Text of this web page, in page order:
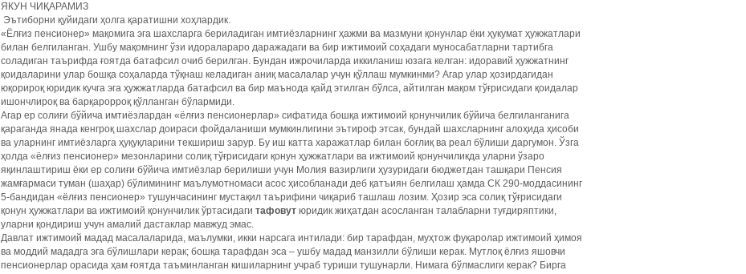
ЯКУН ЧИҚАРАМИЗ
Эътиборни қуйидаги ҳолга қаратишни хоҳлардик.
«Ёлғиз пенсионер» мақомига эга шахсларга бериладиган имтиёзларнинг ҳажми ва мазмуни қонунлар ёки ҳукумат ҳужжатлари
билан белгиланган. Ушбу мақомнинг ўзи идоралараро даражадаги ва бир ижтимоий соҳадаги муносабатларни тартибга
соладиган таърифда ғоятда батафсил очиб берилган. Бундан ижрочиларда иккиланиш юзага келган: идоравий ҳужжатнинг
қоидаларини улар бошқа соҳаларда тўқнаш келадиган аниқ масалалар учун қўллаш мумкинми? Агар улар ҳозирдагидан
юқорироқ юридик кучга эга ҳужжатларда батафсил ва бир маънода қайд этилган бўлса, айтилган мақом тўғрисидаги қоидалар
ишончлироқ ва барқарорроқ қўлланган бўлармиди.
Агар ер солиғи бўйича имтиёзлардан «ёлғиз пенсионерлар» сифатида бошқа ижтимоий қонунчилик бўйича белгиланганига
қараганда янада кенгроқ шахс­лар доираси фойдаланиши мумкинлигини эътироф этсак, бундай шахсларнинг алоҳида ҳисоби
ва уларнинг имтиёз­ларга ҳуқуқларини текшириш зарур. Бу иш катта харажатлар билан боғлиқ ва реал бўлиши даргумон. Ўзга
ҳолда «ёлғиз пенсионер» мезонларини солиқ тўғрисидаги қонун ҳужжатлари ва ижтимоий қонунчиликда уларни ўзаро
яқинлаштириш ёки ер солиғи бўйича имтиёзлар берилиши учун Молия вазирлиги ҳузуридаги бюджетдан ташқари Пенсия
жамғармаси туман (шаҳар) бўлимининг маълумотномаси асос ҳисобланади деб қатъиян белгилаш ҳамда СК 290-моддасининг
5-бандидан «ёлғиз пенсионер» тушунчасининг мустақил таърифини чиқариб ташлаш лозим. Ҳозир эса солиқ тўғрисидаги
қонун ҳужжатлари ва ижтимоий қонунчилик ўртасидаги тафовут юридик жиҳатдан асосланган талабларни туғдиряптики,
уларни қондириш учун амалий дастаклар мавжуд эмас.
Давлат ижтимоий мадад масалаларида, маълумки, икки нарсага интилади: бир тарафдан, муҳтож фуқаролар ижтимоий ҳимоя
ва моддий мададга эга бўлишлари керак; бошқа тарафдан эса – ушбу мадад манзилли бўлиши керак. Мутлоқ ёлғиз яшовчи
пенсионерлар орасида ҳам ғоятда таъминланган кишиларнинг учраб туриши тушунарли. Нимага бўлмаслиги керак? Бирга